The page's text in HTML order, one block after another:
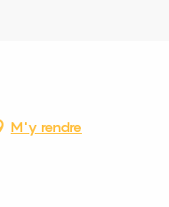
M'y rendre